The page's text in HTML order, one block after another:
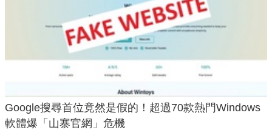
Google搜尋首位竟然是假的！超過70款熱門Windows
軟體爆「山寨官網」危機